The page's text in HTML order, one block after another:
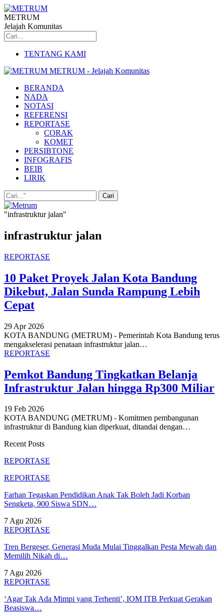
METRUM
Jelajah Komunitas
TENTANG KAMI
METRUM - Jelajah Komunitas
BERANDA
NADA
NOTASI
REFERENSI
REPORTASE
CORAK
KOMET
PERSIBTONE
INFOGRAFIS
BEIB
LIRIK
"infrastruktur jalan"
infrastruktur jalan
REPORTASE
10 Paket Proyek Jalan Kota Bandung
Dikebut, Jalan Sunda Rampung Lebih
Cepat
29 Apr 2026
KOTA BANDUNG (METRUM) - Pemerintah Kota Bandung terus
mengakselerasi penataan infrastruktur jalan…
REPORTASE
Pemkot Bandung Tingkatkan Belanja
Infrastruktur Jalan hingga Rp300 Miliar
19 Feb 2026
KOTA BANDUNG (METRUM) - Komitmen pembangunan
infrastruktur di Bandung kian diperkuat, ditandai dengan…
Recent Posts
REPORTASE
REPORTASE
Farhan Tegaskan Pendidikan Anak Tak Boleh Jadi Korban
Sengketa, 900 Siswa SDN…
7 Agu 2026
REPORTASE
Tren Bergeser, Generasi Muda Mulai Tinggalkan Pesta Mewah dan
Memilih Nikah di…
7 Agu 2026
REPORTASE
‘Agar Tak Ada Mimpi yang Terhenti’, IOM ITB Perkuat Gerakan
Beasiswa…